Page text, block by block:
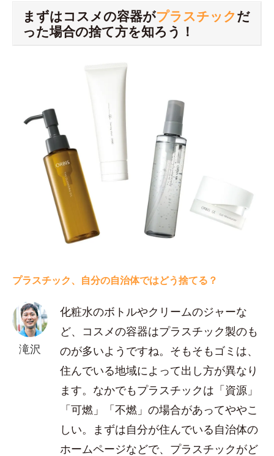
まずはコスメの容器がプラスチックだ
った場合の捨て方を知ろう！
プラスチック、自分の自治体ではどう捨てる？
滝沢
化粧水のボトルやクリームのジャーな
ど、コスメの容器はプラスチック製のも
のが多いようですね。そもそもゴミは、
住んでいる地域によって出し方が異なり
ます。なかでもプラスチックは「資源」
「可燃」「不燃」の場合があってややこ
しい。まずは自分が住んでいる自治体の
ホームページなどで、プラスチックがど